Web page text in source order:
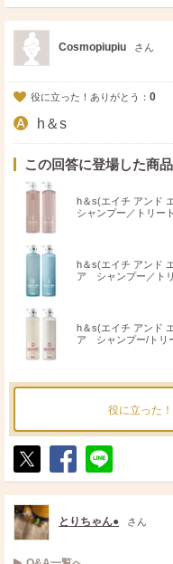
ポ
ス
ト
シ
ェ
送
る
Cosmopiupiu さん
役に立った！ありがとう： 0
h＆s
この回答に登場した商品
h＆s(エイチ アンド
シャンプー／トリー
h＆s(エイチ アンド
ア シャンプー／ト
h＆s(エイチ アンド
ア シャンプー/トリ
役に立った！
ポ
ス
ト
シ
ェ
送
る
とりちゃん● さん